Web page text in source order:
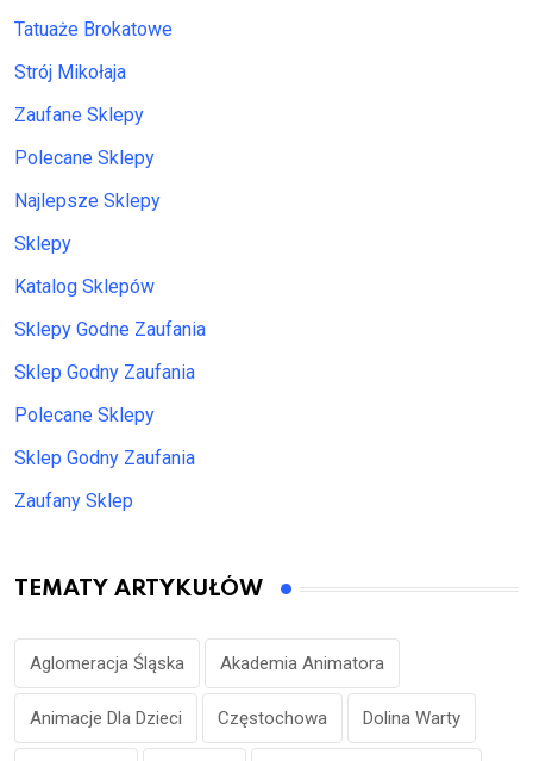
Tatuaże Brokatowe
Strój Mikołaja
Zaufane Sklepy
Polecane Sklepy
Najlepsze Sklepy
Sklepy
Katalog Sklepów
Sklepy Godne Zaufania
Sklep Godny Zaufania
Polecane Sklepy
Sklep Godny Zaufania
Zaufany Sklep
TEMATY ARTYKUŁÓW
Aglomeracja Śląska Akademia Animatora
Animacje Dla Dzieci Częstochowa Dolina Warty